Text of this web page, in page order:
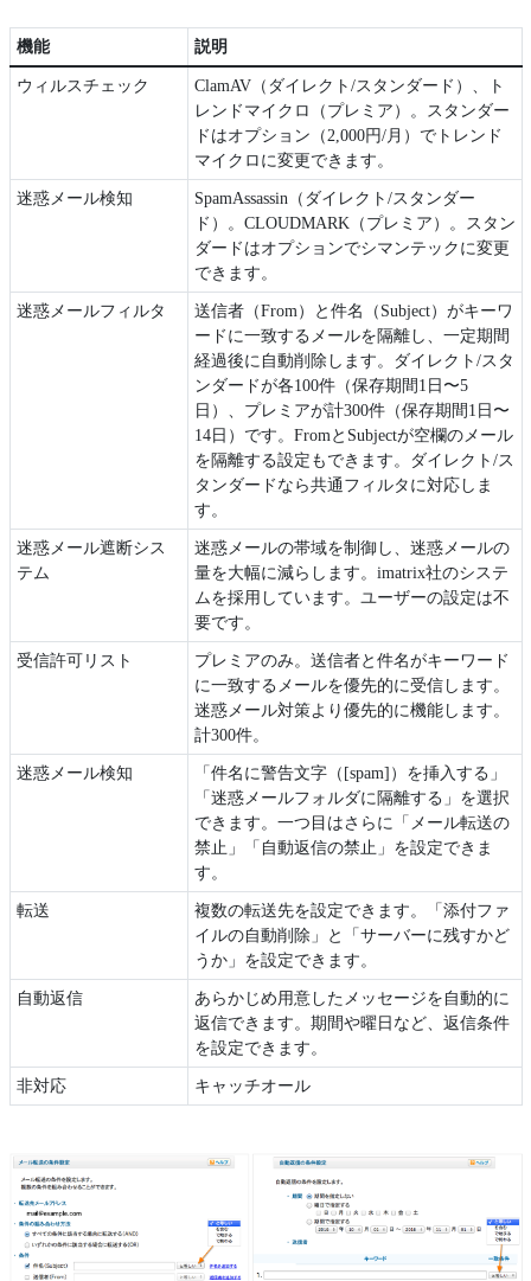
機能 説明
ウィルスチェック
ClamAV（ダイレクト/スタンダード）、ト
レンドマイクロ（プレミア）。スタンダー
ドはオプション（2,000円/月）でトレンド
マイクロに変更できます。
迷惑メール検知
SpamAssassin（ダイレクト/スタンダー
ド）。CLOUDMARK（プレミア）。スタン
ダードはオプションでシマンテックに変更
できます。
迷惑メールフィルタ
送信者（From）と件名（Subject）がキーワ
ードに一致するメールを隔離し、一定期間
経過後に自動削除します。ダイレクト/スタ
ンダードが各100件（保存期間1日〜5
日）、プレミアが計300件（保存期間1日〜
14日）です。FromとSubjectが空欄のメール
を隔離する設定もできます。ダイレクト/ス
タンダードなら共通フィルタに対応しま
す。
迷惑メール遮断シス
テム
迷惑メールの帯域を制御し、迷惑メールの
量を大幅に減らします。imatrix社のシステ
ムを採用しています。ユーザーの設定は不
要です。
受信許可リスト
プレミアのみ。送信者と件名がキーワード
に一致するメールを優先的に受信します。
迷惑メール対策より優先的に機能します。
計300件。
迷惑メール検知
「件名に警告文字（[spam]）を挿入する」
「迷惑メールフォルダに隔離する」を選択
できます。一つ目はさらに「メール転送の
禁止」「自動返信の禁止」を設定できま
す。
転送
複数の転送先を設定できます。「添付ファ
イルの自動削除」と「サーバーに残すかど
うか」を設定できます。
自動返信
あらかじめ用意したメッセージを自動的に
返信できます。期間や曜日など、返信条件
を設定できます。
非対応 キャッチオール